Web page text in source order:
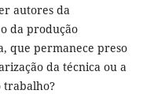
autores da
da produção
que permanece preso
da técnica ou a
trabalho?